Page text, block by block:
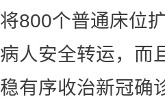
将800个普通床位
病人安全转运，而
稳有序收治新冠确